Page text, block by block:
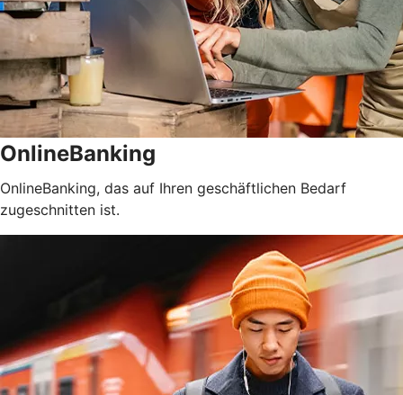
OnlineBanking
OnlineBanking, das auf Ihren geschäftlichen Bedarf
zugeschnitten ist.